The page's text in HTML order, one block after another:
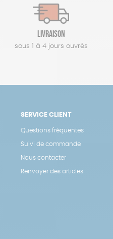
Livraison
sous 1 à 4 jours ouvrés
SERVICE CLIENT
Questions fréquentes
Suivi de commande
Nous contacter
Renvoyer des articles